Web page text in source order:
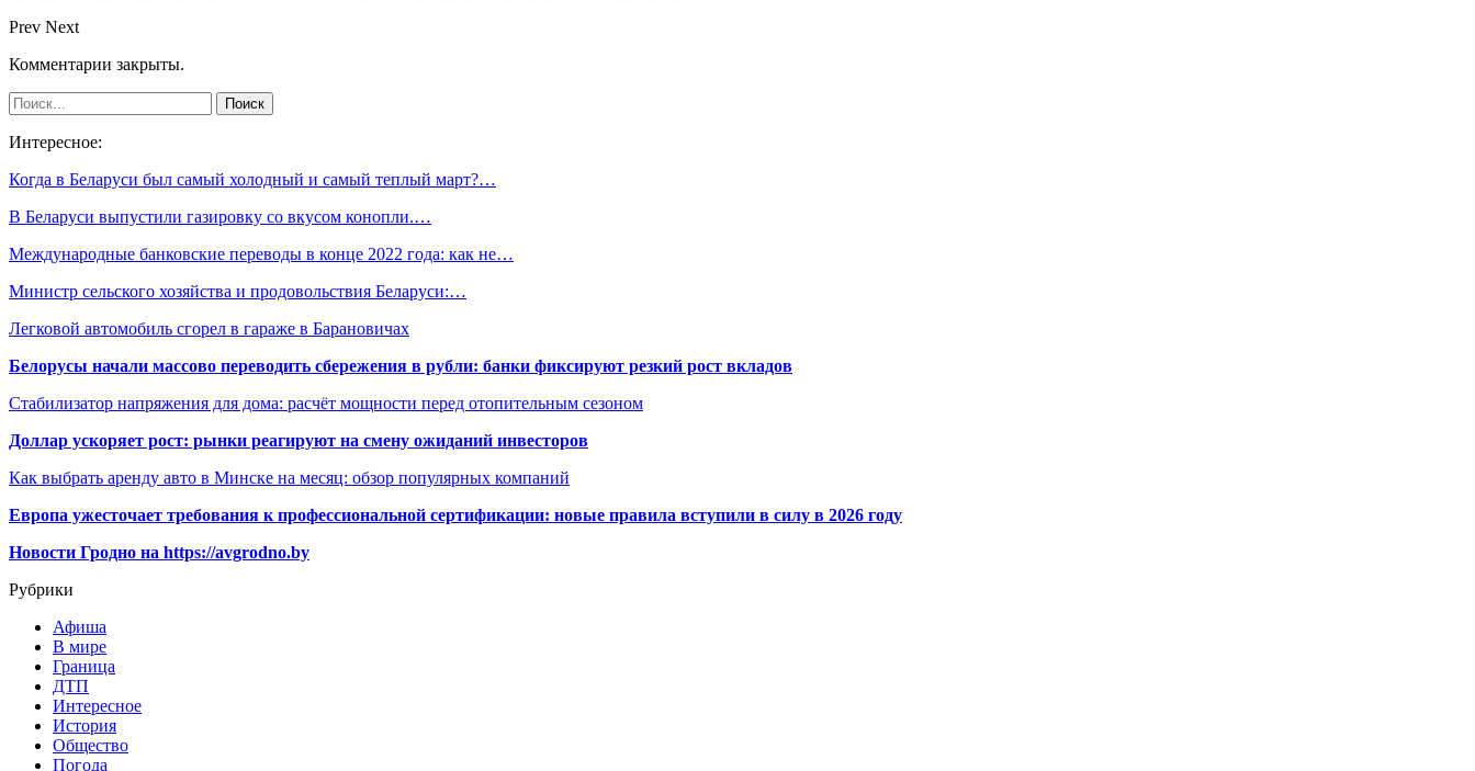
Prev Next
Комментарии закрыты.
Интересное:
Когда в Беларуси был самый холодный и самый теплый март?…
В Беларуси выпустили газировку со вкусом конопли.…
Международные банковские переводы в конце 2022 года: как не…
Министр сельского хозяйства и продовольствия Беларуси:…
Легковой автомобиль сгорел в гараже в Барановичах
Белорусы начали массово переводить сбережения в рубли: банки фиксируют резкий рост вкладов
Стабилизатор напряжения для дома: расчёт мощности перед отопительным сезоном
Доллар ускоряет рост: рынки реагируют на смену ожиданий инвесторов
Как выбрать аренду авто в Минске на месяц: обзор популярных компаний
Европа ужесточает требования к профессиональной сертификации: новые правила вступили в силу в 2026 году
Новости Гродно на https://avgrodno.by
Рубрики
Афиша
В мире
Граница
ДТП
Интересное
История
Общество
Погода